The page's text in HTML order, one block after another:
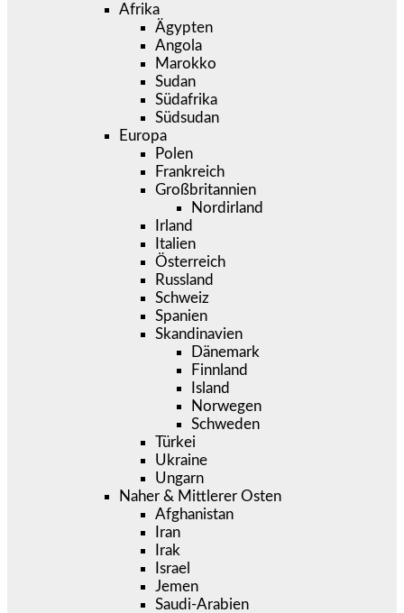
Afrika
Ägypten
Angola
Marokko
Sudan
Südafrika
Südsudan
Europa
Polen
Frankreich
Großbritannien
Nordirland
Irland
Italien
Österreich
Russland
Schweiz
Spanien
Skandinavien
Dänemark
Finnland
Island
Norwegen
Schweden
Türkei
Ukraine
Ungarn
Naher & Mittlerer Osten
Afghanistan
Iran
Irak
Israel
Jemen
Saudi-Arabien